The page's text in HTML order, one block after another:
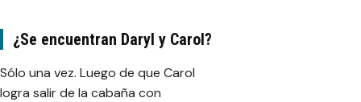
¿Se encuentran Daryl y Carol?
Sólo una vez. Luego de que Carol
logra salir de la cabaña con